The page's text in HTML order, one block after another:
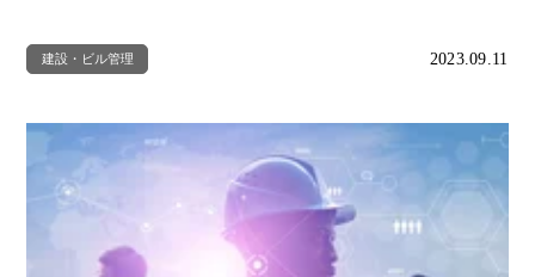
建設・ビル管理 2023.09.11